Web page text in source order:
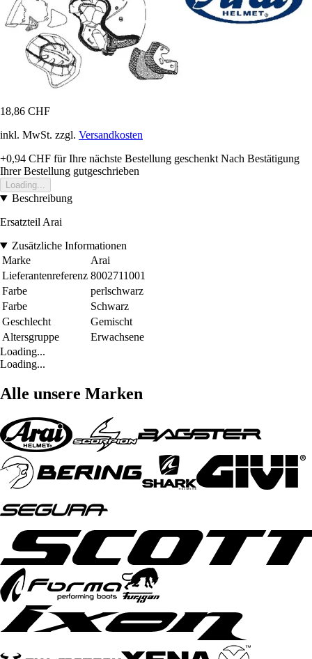
18,86 CHF
inkl. MwSt. zzgl. Versandkosten
+0,94 CHF für Ihre nächste Bestellung geschenkt Nach Bestätigung
Ihrer Bestellung gutgeschrieben
Loading...
Beschreibung
Ersatzteil Arai
Zusätzliche Informationen
Marke
Arai
Lieferantenreferenz 8002711001
Farbe
perlschwarz
Farbe
Schwarz
Geschlecht
Gemischt
Altersgruppe
Erwachsene
Loading...
Loading...
Alle unsere Marken